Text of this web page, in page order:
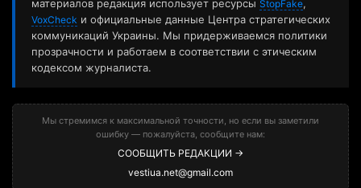
материалов редакция использует ресурсы StopFake,
VoxCheck и официальные данные Центра стратегических
коммуникаций Украины. Мы придерживаемся политики
прозрачности и работаем в соответствии с этическим
кодексом журналиста.
Мы стремимся к максимальной точности, но если вы заметили
ошибку — пожалуйста, сообщите нам:
СООБЩИТЬ РЕДАКЦИИ →
vestiua.net@gmail.com